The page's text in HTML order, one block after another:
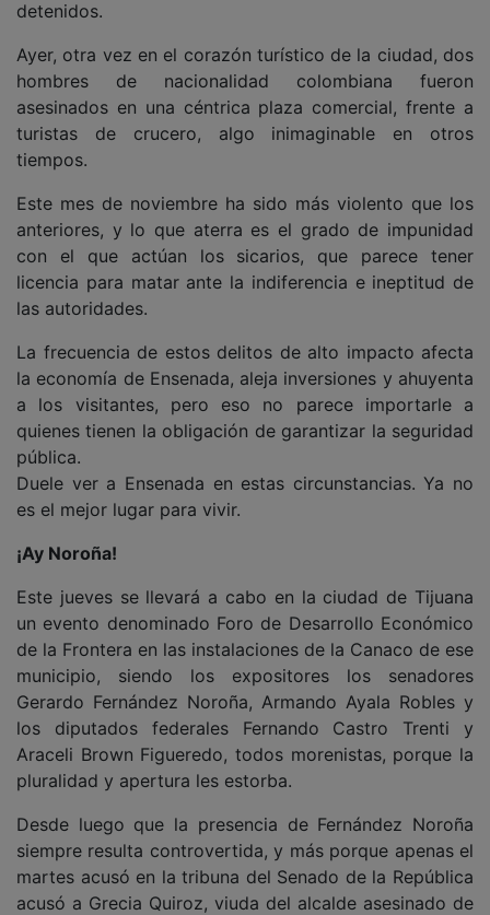
detenidos.
Ayer, otra vez en el corazón turístico de la ciudad, dos
hombres de nacionalidad colombiana fueron
asesinados en una céntrica plaza comercial, frente a
turistas de crucero, algo inimaginable en otros
tiempos.
Este mes de noviembre ha sido más violento que los
anteriores, y lo que aterra es el grado de impunidad
con el que actúan los sicarios, que parece tener
licencia para matar ante la indiferencia e ineptitud de
las autoridades.
La frecuencia de estos delitos de alto impacto afecta
la economía de Ensenada, aleja inversiones y ahuyenta
a los visitantes, pero eso no parece importarle a
quienes tienen la obligación de garantizar la seguridad
pública.
Duele ver a Ensenada en estas circunstancias. Ya no
es el mejor lugar para vivir.
¡Ay Noroña!
Este jueves se llevará a cabo en la ciudad de Tijuana
un evento denominado Foro de Desarrollo Económico
de la Frontera en las instalaciones de la Canaco de ese
municipio, siendo los expositores los senadores
Gerardo Fernández Noroña, Armando Ayala Robles y
los diputados federales Fernando Castro Trenti y
Araceli Brown Figueredo, todos morenistas, porque la
pluralidad y apertura les estorba.
Desde luego que la presencia de Fernández Noroña
siempre resulta controvertida, y más porque apenas el
martes acusó en la tribuna del Senado de la República
acusó a Grecia Quiroz, viuda del alcalde asesinado de